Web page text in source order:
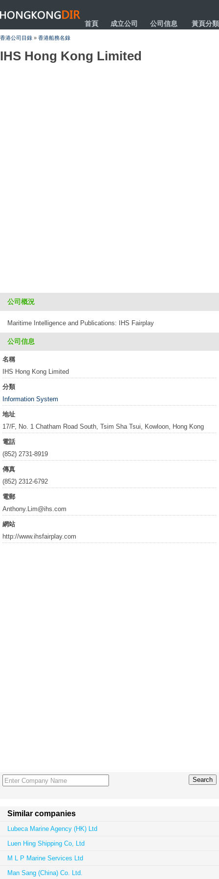
HONGKONGDIR
首頁 成立公司 公司信息 黃頁分類
香港公司目錄 » 香港船務名錄
IHS Hong Kong Limited
公司概況
Maritime Intelligence and Publications: IHS Fairplay
公司信息
名稱
IHS Hong Kong Limited
分類
Information System
地址
17/F, No. 1 Chatham Road South, Tsim Sha Tsui, Kowloon, Hong Kong
電話
(852) 2731-8919
傳真
(852) 2312-6792
電郵
Anthony.Lim@ihs.com
網站
http://www.ihsfairplay.com
Similar companies
Lubeca Marine Agency (HK) Ltd
Luen Hing Shipping Co, Ltd
M L P Marine Services Ltd
Man Sang (China) Co. Ltd.